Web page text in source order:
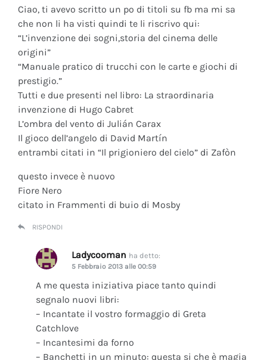
Ciao, ti avevo scritto un po di titoli su fb ma mi sa
che non li ha visti quindi te li riscrivo qui:
“L’invenzione dei sogni,storia del cinema delle
origini”
“Manuale pratico di trucchi con le carte e giochi di
prestigio.”
Tutti e due presenti nel libro: La straordinaria
invenzione di Hugo Cabret
L’ombra del vento di Julián Carax
Il gioco dell’angelo di David Martín
entrambi citati in “Il prigioniero del cielo” di Zafòn
questo invece è nuovo
Fiore Nero
citato in Frammenti di buio di Mosby
RISPONDI
Ladycooman ha detto:
5 Febbraio 2013 alle 00:59
A me questa iniziativa piace tanto quindi
segnalo nuovi libri:
– Incantate il vostro formaggio di Greta
Catchlove
– Incantesimi da forno
– Banchetti in un minuto: questa si che è magia